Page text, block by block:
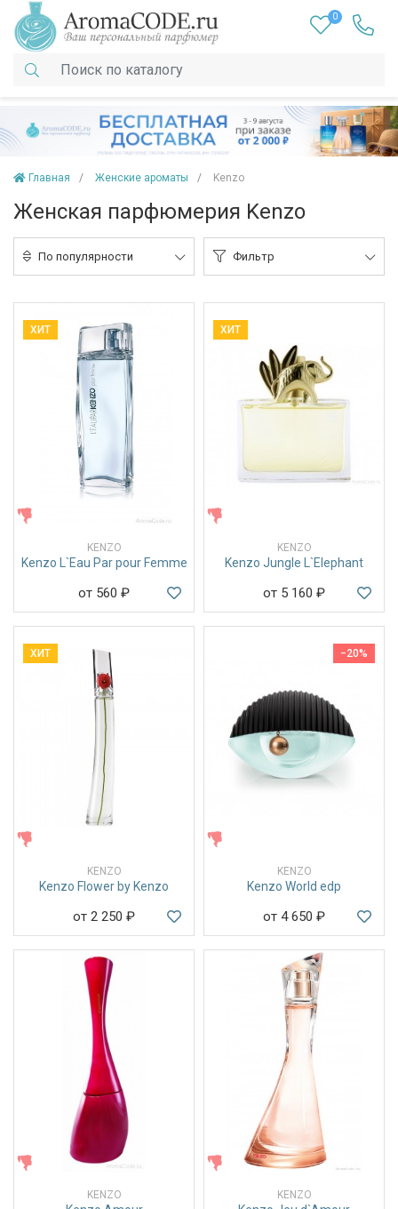
0
Главная Женские ароматы Kenzo
Женская парфюмерия Kenzo
По популярности Фильтр
ХИТ
KENZO
Kenzo L`Eau Par pour Femme
от 560 ₽
ХИТ
KENZO
Kenzo Jungle L`Elephant
от 5 160 ₽
ХИТ
KENZO
Kenzo Flower by Kenzo
от 2 250 ₽
−20%
KENZO
Kenzo World edp
от 4 650 ₽
ЖЕНСКИЕ
KENZO
ЖЕНСКИЕ
KENZO